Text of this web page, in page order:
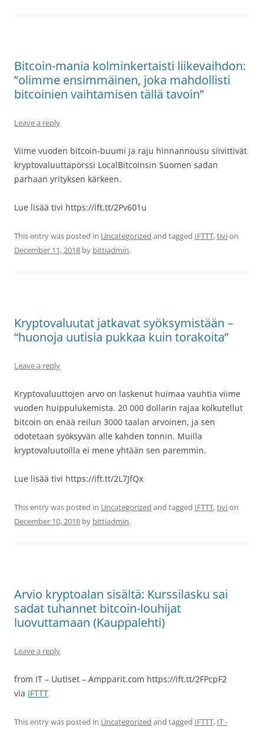
Bitcoin-mania kolminkertaisti liikevaihdon:
”olimme ensimmäinen, joka mahdollisti
bitcoinien vaihtamisen tällä tavoin”
Leave a reply
Viime vuoden bitcoin-buumi ja raju hinnannousu siivittivät
kryptovaluuttapörssi LocalBitcoinsin Suomen sadan
parhaan yrityksen kärkeen.
Lue lisää tivi https://ift.tt/2Pv601u
This entry was posted in Uncategorized and tagged IFTTT,tivion
December 11, 2018 by bittiadmin.
Kryptovaluutat jatkavat syöksymistään –
“huonoja uutisia pukkaa kuin torakoita”
Leave a reply
Kryptovaluuttojen arvo on laskenut huimaa vauhtia viime
vuoden huippulukemista. 20 000 dollarin rajaa kolkutellut
bitcoin on enää reilun 3000 taalan arvoinen, ja sen
odotetaan syöksyvän alle kahden tonnin. Muilla
kryptovaluutoilla ei mene yhtään sen paremmin.
Lue lisää tivi https://ift.tt/2L7JfQx
This entry was posted in Uncategorized and tagged IFTTT,tivion
December 10, 2018 by bittiadmin.
Arvio kryptoalan sisältä: Kurssilasku sai
sadat tuhannet bitcoin-louhijat
luovuttamaan (Kauppalehti)
Leave a reply
from IT – Uutiset – Ampparit.com https://ift.tt/2FPcpF2
via IFTTT
This entry was posted in Uncategorized and tagged IFTTT, IT -